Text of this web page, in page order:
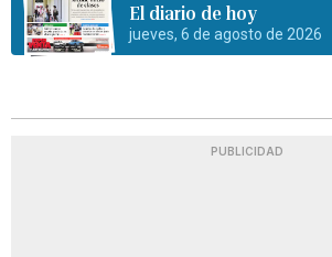
El diario de hoy
jueves, 6 de agosto de 2026
PUBLICIDAD